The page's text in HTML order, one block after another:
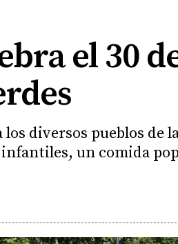
el 30
diversos pueblos de
un comida